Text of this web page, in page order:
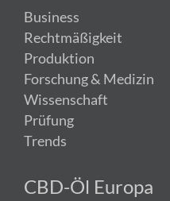
Business
Rechtmäßigkeit
Produktion
Forschung & Medizin
Wissenschaft
Prüfung
Trends
CBD-Öl Europa